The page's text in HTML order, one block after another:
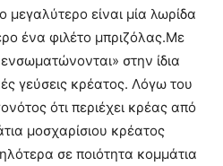
είναι μία λωρίδα
ένα φιλέτο μπριζόλας.Με
στην ίδια
γεύσεις κρέατος. Λόγω του
ότι περιέχει κρέας από
μοσχαρίσιου κρέατος
σε ποιότητα κομμάτια